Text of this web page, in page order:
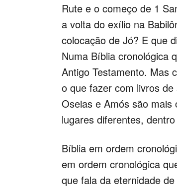
Rute e o começo de 1
a volta do exílio na
colocação de Jó? E que
Numa Bíblia cronológica
Antigo Testamento. Mas
o que fazer com livros
Oseias e Amós são
lugares diferentes,
Bíblia em ordem
em ordem cronológica
que fala da eternidade